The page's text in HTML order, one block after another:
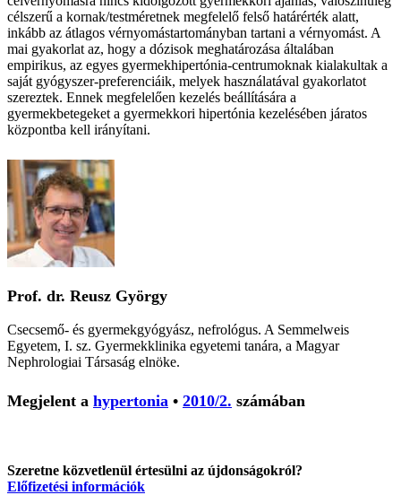
célszerű a kornak/testméretnek megfelelő felső határérték alatt,
inkább az átlagos vérnyomástartományban tartani a vérnyomást. A
mai gyakorlat az, hogy a dózisok meghatározása általában
empirikus, az egyes gyermekhipertónia-centrumoknak kialakultak a
saját gyógyszer-preferenciáik, melyek használatával gyakorlatot
szereztek. Ennek megfelelően kezelés beállítására a
gyermekbetegeket a gyermekkori hipertónia kezelésében járatos
központba kell irányítani.
Prof. dr. Reusz György
Csecsemő- és gyermekgyógyász, nefrológus. A Semmelweis
Egyetem, I. sz. Gyermekklinika egyetemi tanára, a Magyar
Nephrologiai Társaság elnöke.
Megjelent a hypertonia • 2010/2. számában
Szeretne közvetlenül értesülni az újdonságokról?
Előfizetési információk